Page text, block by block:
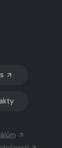
TMAVÝ REŽIM